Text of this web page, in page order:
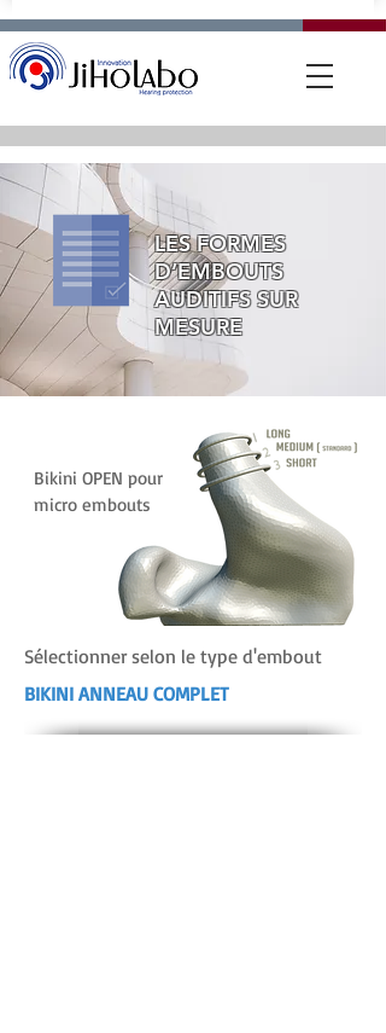
LES FORMES
D’EMBOUTS
AUDITIFS SUR
MESURE
Bikini OPEN pour
micro embouts
Sélectionner selon le type d'embout
BIKINI ANNEAU COMPLET